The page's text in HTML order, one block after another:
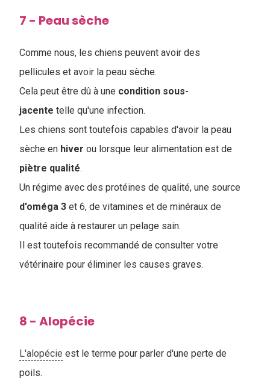
7 - Peau sèche
Comme nous, les chiens peuvent avoir des
pellicules et avoir la peau sèche.
Cela peut être dû à une condition sous-
jacente telle qu'une infection.
Les chiens sont toutefois capables d'avoir la peau
sèche en hiver ou lorsque leur alimentation est de
piètre qualité.
Un régime avec des protéines de qualité, une source
d'oméga 3 et 6, de vitamines et de minéraux de
qualité aide à restaurer un pelage sain.
Il est toutefois recommandé de consulter votre
vétérinaire pour éliminer les causes graves.
8 - Alopécie
L'alopécie est le terme pour parler d'une perte de
poils.